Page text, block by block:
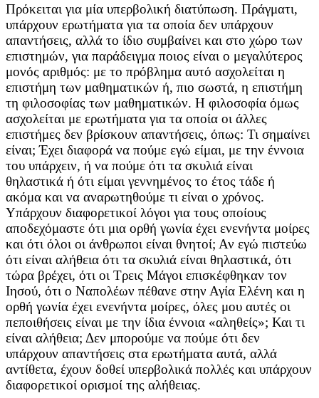
Πρόκειται για μία υπερβολική διατύπωση. Πράγματι,
υπάρχουν ερωτήματα για τα οποία δεν υπάρχουν
απαντήσεις, αλλά το ίδιο συμβαίνει και στο χώρο των
επιστημών, για παράδειγμα ποιος είναι ο μεγαλύτερος
μονός αριθμός: με το πρόβλημα αυτό ασχολείται η
επιστήμη των μαθηματικών ή, πιο σωστά, η επιστήμη
τη φιλοσοφίας των μαθηματικών. Η φιλοσοφία όμως
ασχολείται με ερωτήματα για τα οποία οι άλλες
επιστήμες δεν βρίσκουν απαντήσεις, όπως: Τι σημαίνει
είναι; Έχει διαφορά να πούμε εγώ είμαι, με την έννοια
του υπάρχειν, ή να πούμε ότι τα σκυλιά είναι
θηλαστικά ή ότι είμαι γεννημένος το έτος τάδε ή
ακόμα και να αναρωτηθούμε τι είναι ο χρόνος.
Υπάρχουν διαφορετικοί λόγοι για τους οποίους
αποδεχόμαστε ότι μια ορθή γωνία έχει ενενήντα μοίρες
και ότι όλοι οι άνθρωποι είναι θνητοί; Αν εγώ πιστεύω
ότι είναι αλήθεια ότι τα σκυλιά είναι θηλαστικά, ότι
τώρα βρέχει, ότι οι Τρεις Μάγοι επισκέφθηκαν τον
Ιησού, ότι ο Ναπολέων πέθανε στην Αγία Ελένη και η
ορθή γωνία έχει ενενήντα μοίρες, όλες μου αυτές οι
πεποιθήσεις είναι με την ίδια έννοια «αληθείς»; Και τι
είναι αλήθεια; Δεν μπορούμε να πούμε ότι δεν
υπάρχουν απαντήσεις στα ερωτήματα αυτά, αλλά
αντίθετα, έχουν δοθεί υπερβολικά πολλές και υπάρχουν
διαφορετικοί ορισμοί της αλήθειας.